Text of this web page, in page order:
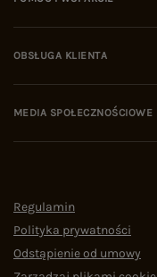
OBSŁUGA KLIENTA
MEDIA SPOŁECZNOŚCIOWE
Regulamin
Polityka prywatności
Odstąpienie od umowy